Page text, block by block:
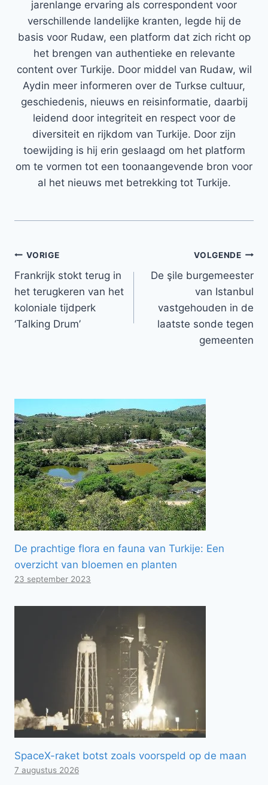
jarenlange ervaring als correspondent voor
verschillende landelijke kranten, legde hij de
basis voor Rudaw, een platform dat zich richt op
het brengen van authentieke en relevante
content over Turkije. Door middel van Rudaw, wil
Aydin meer informeren over de Turkse cultuur,
geschiedenis, nieuws en reisinformatie, daarbij
leidend door integriteit en respect voor de
diversiteit en rijkdom van Turkije. Door zijn
toewijding is hij erin geslaagd om het platform
om te vormen tot een toonaangevende bron voor
al het nieuws met betrekking tot Turkije.
Bericht
navigatie
VORIGE
Frankrijk stokt terug in
het terugkeren van het
koloniale tijdperk
‘Talking Drum’
VOLGENDE
De şile burgemeester
van Istanbul
vastgehouden in de
laatste sonde tegen
gemeenten
De prachtige flora en fauna van Turkije: Een
overzicht van bloemen en planten
23 september 2023
SpaceX-raket botst zoals voorspeld op de maan
7 augustus 2026